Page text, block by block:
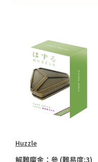
Huzzle
解難魔金：參 (難易度:3)